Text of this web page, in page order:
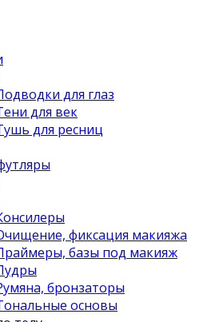
для глаз
для век
для ресниц
фиксация макияжа
базы под макияж
бронзаторы
основы